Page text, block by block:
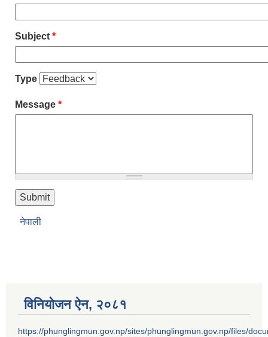
Subject *
Type
Message *
नेपाली
विनियोजन ऐन‚ २०८१
https://phunglingmun.gov.np/sites/phunglingmun.gov.np/files/